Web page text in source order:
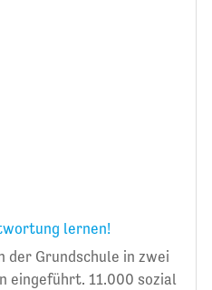
lernen!
der Grundschule in zwei
eingeführt. 11.000 sozial